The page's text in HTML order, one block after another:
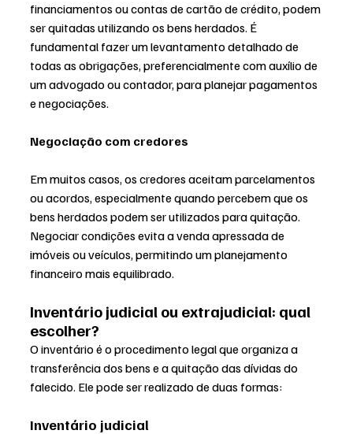
financiamentos ou contas de cartão de crédito, podem
ser quitadas utilizando os bens herdados. É
fundamental fazer um levantamento detalhado de
todas as obrigações, preferencialmente com auxílio de
um advogado ou contador, para planejar pagamentos
e negociações.
Negociação com credores
Em muitos casos, os credores aceitam parcelamentos
ou acordos, especialmente quando percebem que os
bens herdados podem ser utilizados para quitação.
Negociar condições evita a venda apressada de
imóveis ou veículos, permitindo um planejamento
financeiro mais equilibrado.
Inventário judicial ou extrajudicial: qual
escolher?
O inventário é o procedimento legal que organiza a
transferência dos bens e a quitação das dívidas do
falecido. Ele pode ser realizado de duas formas:
Inventário judicial